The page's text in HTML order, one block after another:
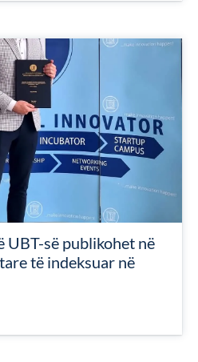
së publikohet në
të indeksuar në